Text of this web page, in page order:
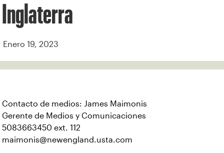
Inglaterra
Enero 19, 2023
Contacto de medios: James Maimonis
Gerente de Medios y Comunicaciones
5083663450 ext. 112
maimonis@newengland.usta.com